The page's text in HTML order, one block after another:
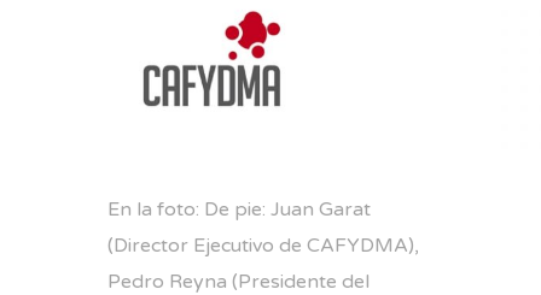
En la foto: De pie: Juan Garat
(Director Ejecutivo de CAFYDMA),
Pedro Reyna (Presidente del